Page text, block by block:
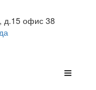
д.15 офис 38